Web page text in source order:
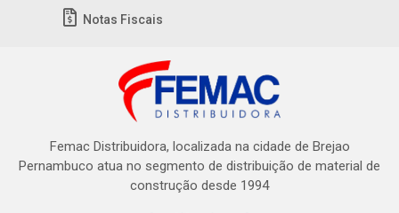
Notas Fiscais
Femac Distribuidora, localizada na cidade de Brejao
Pernambuco atua no segmento de distribuição de material de
construção desde 1994